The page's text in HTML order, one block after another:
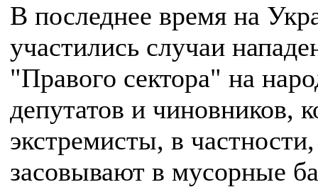
В последнее время на
участились случаи
"Правого сектора" на
депутатов и чиновников,
экстремисты, в частности,
засовывают в мусорные